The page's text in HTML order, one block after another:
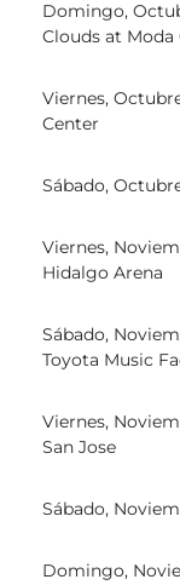
Domingo,
Clouds at Moda
Viernes,
Center
Sábado,
Viernes,
Hidalgo Arena
Sábado,
Toyota Music
Viernes,
San Jose
Sábado,
Domingo,